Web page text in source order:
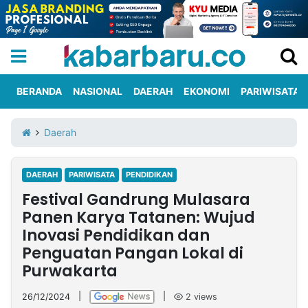
Iklan
Berita
Kami
Nasional
International
Olahraga
Entertainment
Daerah
Pariwisata
Kuliner
Kolom
Network
TREETAN
BERANDA NASIONAL DAERAH EKONOMI PARIWISATA
Daerah
DAERAH PARIWISATA PENDIDIKAN
Festival Gandrung Mulasara
Panen Karya Tatanen: Wujud
Inovasi Pendidikan dan
Penguatan Pangan Lokal di
Purwakarta
26/12/2024 2 views